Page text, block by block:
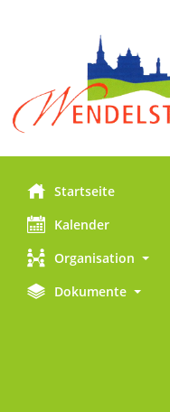
Startseite
Kalender
Organisation
Dokumente